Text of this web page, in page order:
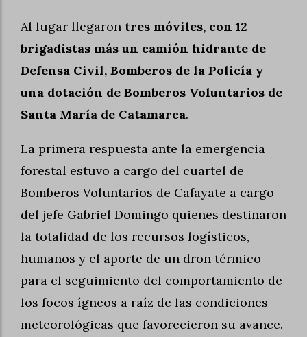
Al lugar llegaron tres móviles, con 12
brigadistas más un camión hidrante de
Defensa Civil, Bomberos de la Policía y
una dotación de Bomberos Voluntarios de
Santa María de Catamarca.
La primera respuesta ante la emergencia
forestal estuvo a cargo del cuartel de
Bomberos Voluntarios de Cafayate a cargo
del jefe Gabriel Domingo quienes destinaron
la totalidad de los recursos logísticos,
humanos y el aporte de un dron térmico
para el seguimiento del comportamiento de
los focos ígneos a raíz de las condiciones
meteorológicas que favorecieron su avance.